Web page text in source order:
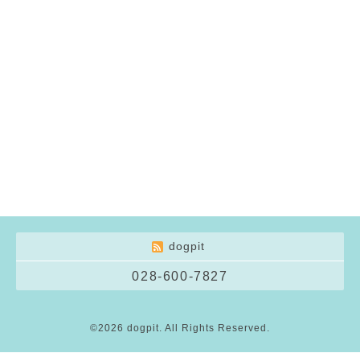
dogpit
028-600-7827
©2026 dogpit. All Rights Reserved.